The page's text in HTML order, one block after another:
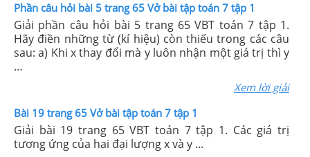
Phần câu hỏi bài 5 trang 65 Vở bài tập toán 7 tập 1
Giải phần câu hỏi bài 5 trang 65 VBT toán 7 tập 1.
Hãy điền những từ (kí hiệu) còn thiếu trong các câu
sau: a) Khi x thay đổi mà y luôn nhận một giá trị thì y
…
Xem lời giải
Bài 19 trang 65 Vở bài tập toán 7 tập 1
Giải bài 19 trang 65 VBT toán 7 tập 1. Các giá trị
tương ứng của hai đại lượng x và y ...